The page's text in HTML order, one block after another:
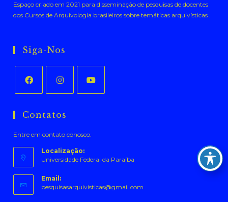
Espaço criado em 2021 para disseminação de pesquisas de docentes
dos Cursos de Arquivologia brasileiros sobre temáticas arquivísticas .
Siga-Nos
em
nova
aba
em
nova
aba
nova
aba
Contatos
Entre em contato conosco.
Localização:
Universidade Federal da Paraíba
Email:
pesquisasarquivisticas@gmail.com